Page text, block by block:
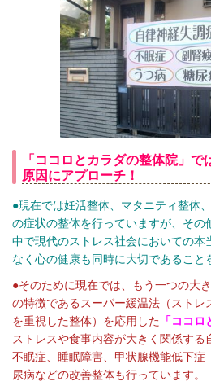
「ココロとカラダの整体院」
原因にアプローチ！
●現在では妊活整体、マタニティ整体
の症状の整体を行っていますが、その
中で現代のストレス社会においての本
なく心の健康も同時に大切であること
●そのために現在では、もう一つの大
の特徴であるスーパー緩温法（ストレ
を重視した整体）を応用した 「ココロ
ストレスや食事内容が大きく関係する
不眠症、睡眠障害、甲状腺機能低下症
尿病などの改善整体も行っています。